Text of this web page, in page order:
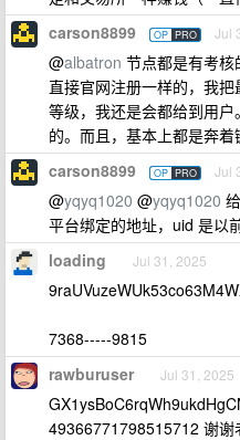
carson8899 OP PRO Jul
@albatron 节点都是有考核
直接官网注册一样的，我
等级，我还是会都给到用
的。而且，基本上都是奔着
carson8899 OP PRO Jul
@yqyq1020 @yqyq1020
平台绑定的地址，uid 是以
loading Jul 31, 2025
7368-----9815
rawburuser Jul 31, 2025
49366771798515712 谢谢